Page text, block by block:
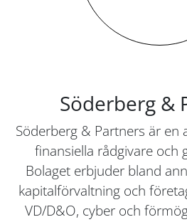
Söderberg &
Söderberg & Partners är en
finansiella rådgivare och
Bolaget erbjuder bland
kapitalförvaltning och
VD/D&O, cyber och